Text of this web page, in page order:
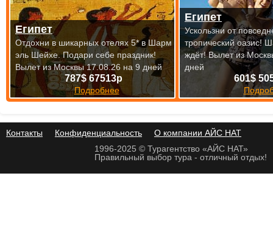
787$ 67513р
Подробнее
Египет
Отдохни в шикарных отелях 5* в Шарм
эль Шейхе. Подари себе праздник!
Вылет из Москвы 17.08.26 на 9 дней
601$
Египет
Ускользни от
тропический оазис!
ждёт!Вылет из
дней
Контакты Конфиденциальность
О компании АЙС НАТ
1996-2025 © Турагентство «АЙС НАТ»
Правильный выбор тура - отличный отдых!